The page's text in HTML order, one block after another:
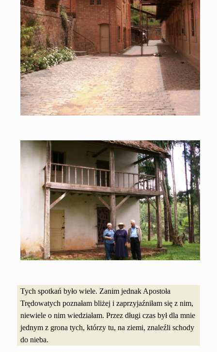
Tych spotkań było wiele. Zanim jednak Apostoła
Trędowatych poznałam bliżej i zaprzyjaźniłam się z nim,
niewiele o nim wiedziałam. Przez długi czas był dla mnie
jednym z grona tych, którzy tu, na ziemi, znaleźli schody
do nieba.